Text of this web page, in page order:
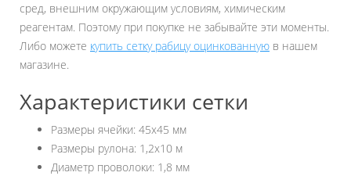
сред, внешним окружающим условиям, химическим
реагентам. Поэтому при покупке не забывайте эти моменты.
Либо можете купить сетку рабицу оцинкованную в нашем
магазине.
Характеристики сетки
Размеры ячейки: 45х45 мм
Размеры рулона: 1,2х10 м
Диаметр проволоки: 1,8 мм